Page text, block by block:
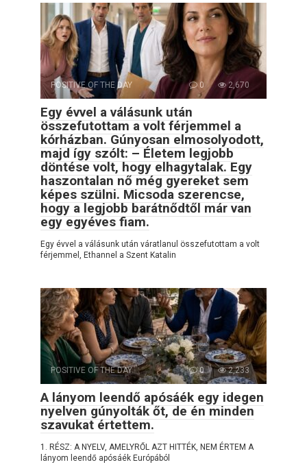
POSITIVE OF THE DAY 0 2,670
Egy évvel a válásunk után
összefutottam a volt férjemmel a
kórházban. Gúnyosan elmosolyodott,
majd így szólt: – Életem legjobb
döntése volt, hogy elhagytalak. Egy
haszontalan nő még gyereket sem
képes szülni. Micsoda szerencse,
hogy a legjobb barátnődtől már van
egy egyéves fiam.
Egy évvel a válásunk után váratlanul összefutottam a volt
férjemmel, Ethannel a Szent Katalin
POSITIVE OF THE DAY 0 2,233
A lányom leendő apósáék egy idegen
nyelven gúnyolták őt, de én minden
szavukat értettem.
1. RÉSZ: A NYELV, AMELYRŐL AZT HITTÉK, NEM ÉRTEM A
lányom leendő apósáék Európából